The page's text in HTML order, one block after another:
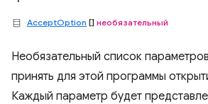
AcceptOption [] необязательный
Необязательный список
принять для этой программы
Каждый параметр будет